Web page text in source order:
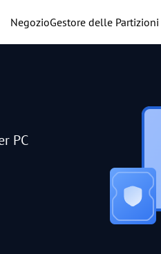
NegozioGestore delle Partizioni
PC